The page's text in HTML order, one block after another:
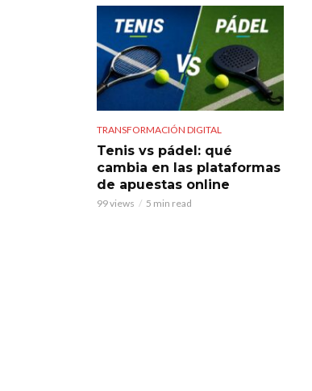
TRANSFORMACIÓN DIGITAL
Tenis vs pádel: qué
cambia en las plataformas
de apuestas online
99 views 5 min read